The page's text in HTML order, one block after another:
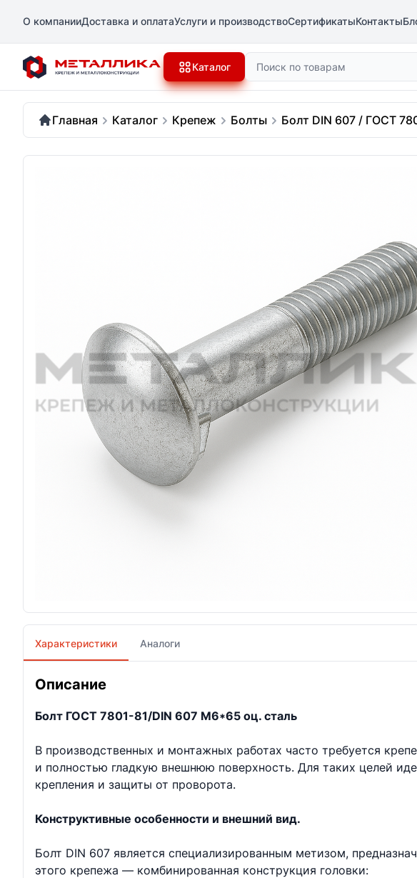
О компанииДоставка и оплатаУслуги и производствоСертификатыКонтакты
Каталог Поиск
Главная Каталог Крепеж Болты Болт DIN 607 / ГОСТ
Характеристики Аналоги
Описание
Болт ГОСТ 7801-81/DIN 607 М6*65 оц. сталь
В производственных и монтажных работах часто требуется
и полностью гладкую внешнюю поверхность. Для таких целей
крепления и защиты от проворота.
Конструктивные особенности и внешний вид.
Болт DIN 607 является специализированным метизом,
этого крепежа — комбинированная конструкция головки: